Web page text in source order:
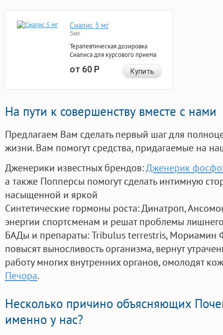
Сиалис 5 мг
5мг
Терапевтическая дозировка
Сиалиса для курсового приема
от 60Р Купить
На пути к совершенству вместе с нами
Предлагаем Вам сделать первый шаг для
жизни. Вам помогут средства, придагаемые на
Дженерики известных брендов:Дженерик
а также Попперсы помогут сделать интимную
насыщенной и яркой
Синтетические гормоны роста: Динатроп,
энергии спортсменам и решат проблемы
БАДы и препараты:Tribulus terrestris, Мориамин
повысят выносливость организма, вернут
работу многих внутренних органов, омолодят
Печора.
Несколько причино объясняющих
именно у нас?